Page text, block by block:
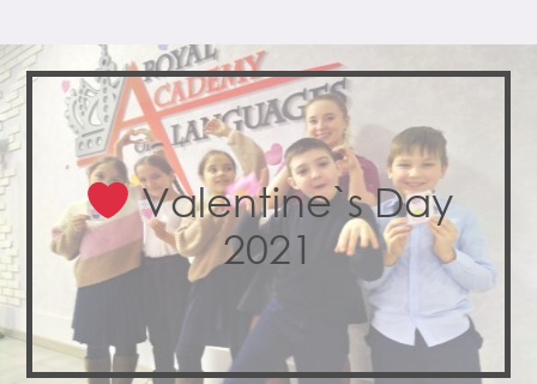
Valentine`s Day
2021